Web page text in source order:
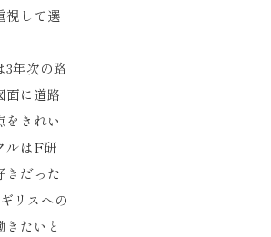
視して選
年次の路
面に道路
きれい
ルはF研
きだった
リスへの
たいと